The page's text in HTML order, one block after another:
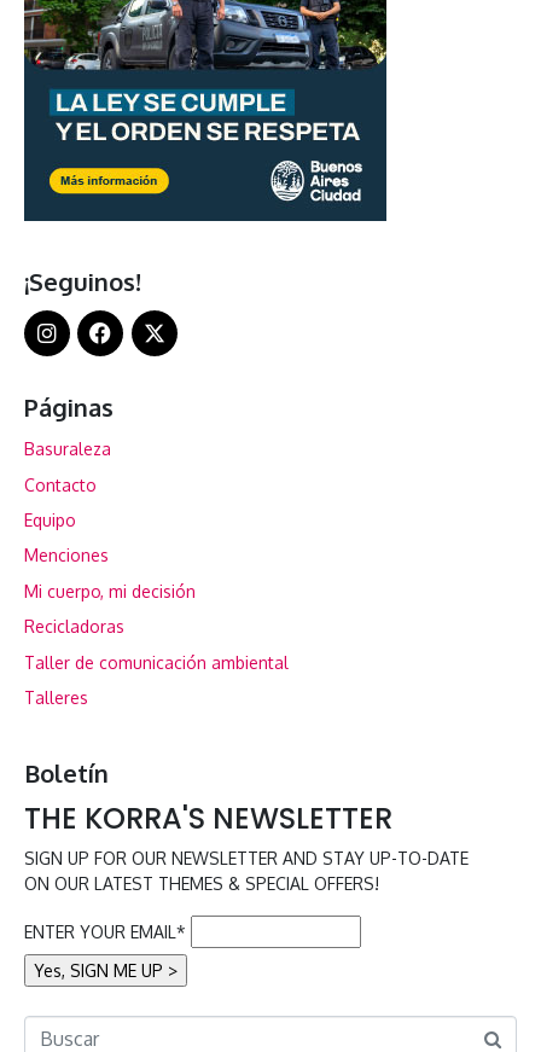
¡Seguinos!
Páginas
Basuraleza
Contacto
Equipo
Menciones
Mi cuerpo, mi decisión
Recicladoras
Taller de comunicación ambiental
Talleres
Boletín
THE KORRA'S NEWSLETTER
SIGN UP FOR OUR NEWSLETTER AND STAY UP-TO-DATE
ON OUR LATEST THEMES & SPECIAL OFFERS!
ENTER YOUR EMAIL*